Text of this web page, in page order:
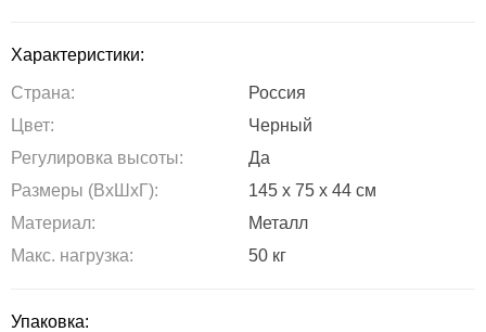
Характеристики:
Страна:
Россия
Цвет:
Черный
Регулировка высоты:
Да
Размеры (ВxШxГ):
145 x 75 x 44 см
Материал:
Металл
Maкс. нагрузка:
50 кг
Упаковка: